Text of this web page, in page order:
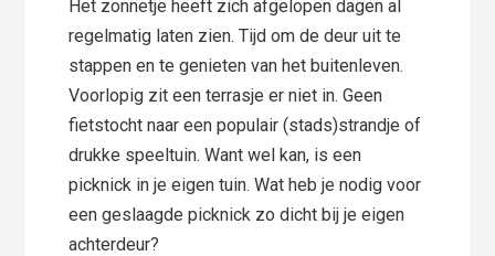
Het zonnetje heeft zich afgelopen dagen al
regelmatig laten zien. Tijd om de deur uit te
stappen en te genieten van het buitenleven.
Voorlopig zit een terrasje er niet in. Geen
fietstocht naar een populair (stads)strandje of
drukke speeltuin. Want wel kan, is een
picknick in je eigen tuin. Wat heb je nodig voor
een geslaagde picknick zo dicht bij je eigen
achterdeur?